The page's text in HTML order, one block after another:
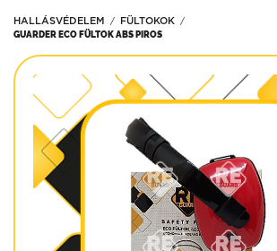
HALLÁSVÉDELEM
FÜLTOKOK
GUARDER ECO FÜLTOK ABS PIROS